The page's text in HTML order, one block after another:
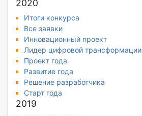
2020
Итоги конкурса
Все заявки
Инновационный проект
Лидер цифровой трансформации
Проект года
Развитие года
Решение разработчика
Старт года
2019